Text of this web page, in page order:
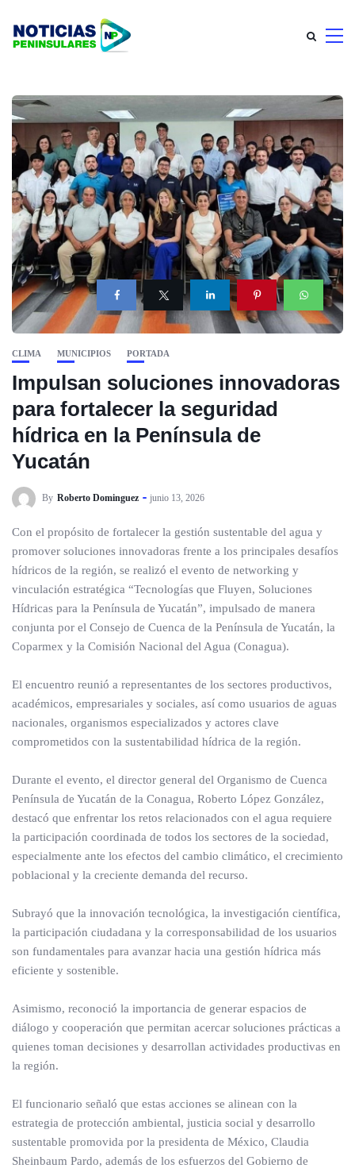
CLIMA MUNICIPIOS PORTADA
Impulsan soluciones innovadoras
para fortalecer la seguridad
hídrica en la Península de
Yucatán
By Roberto Dominguez junio 13, 2026
Con el propósito de fortalecer la gestión sustentable del agua y
promover soluciones innovadoras frente a los principales desafíos
hídricos de la región, se realizó el evento de networking y
vinculación estratégica “Tecnologías que Fluyen, Soluciones
Hídricas para la Península de Yucatán”, impulsado de manera
conjunta por el Consejo de Cuenca de la Península de Yucatán, la
Coparmex y la Comisión Nacional del Agua (Conagua).
El encuentro reunió a representantes de los sectores productivos,
académicos, empresariales y sociales, así como usuarios de aguas
nacionales, organismos especializados y actores clave
comprometidos con la sustentabilidad hídrica de la región.
Durante el evento, el director general del Organismo de Cuenca
Península de Yucatán de la Conagua, Roberto López González,
destacó que enfrentar los retos relacionados con el agua requiere
la participación coordinada de todos los sectores de la sociedad,
especialmente ante los efectos del cambio climático, el crecimiento
poblacional y la creciente demanda del recurso.
Subrayó que la innovación tecnológica, la investigación científica,
la participación ciudadana y la corresponsabilidad de los usuarios
son fundamentales para avanzar hacia una gestión hídrica más
eficiente y sostenible.
Asimismo, reconoció la importancia de generar espacios de
diálogo y cooperación que permitan acercar soluciones prácticas a
quienes toman decisiones y desarrollan actividades productivas en
la región.
El funcionario señaló que estas acciones se alinean con la
estrategia de protección ambiental, justicia social y desarrollo
sustentable promovida por la presidenta de México, Claudia
Sheinbaum Pardo, además de los esfuerzos del Gobierno de